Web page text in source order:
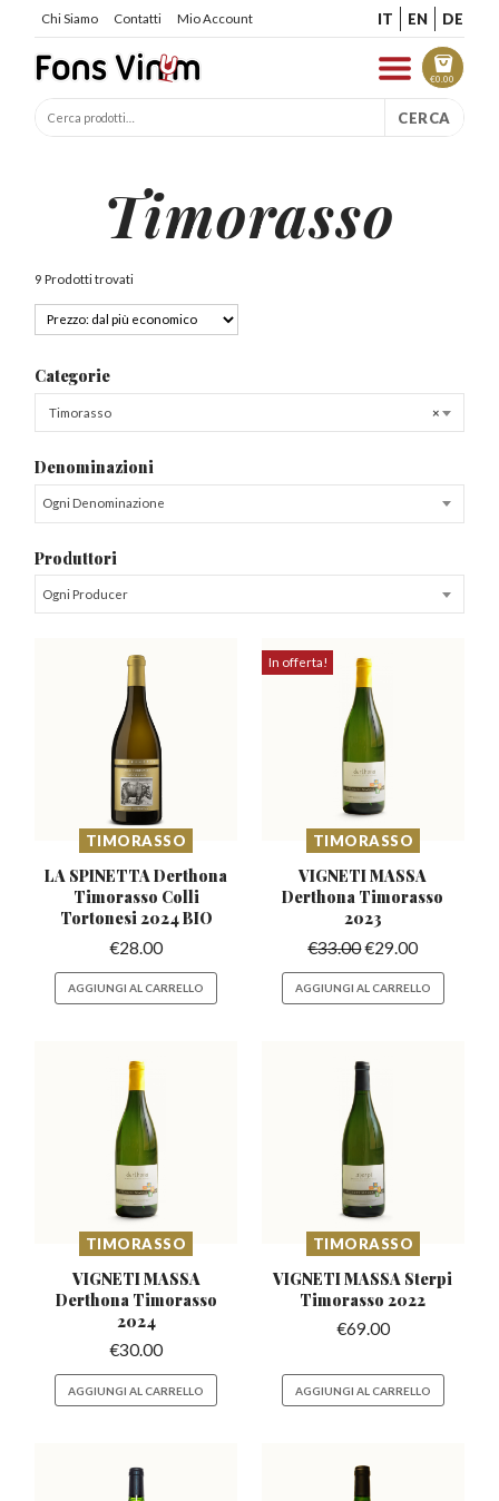
Chi Siamo Contatti Mio Account IT EN DE
€0.00
CERCA
Timorasso
9 Prodotti trovati
Categorie
×
Timorasso
Denominazioni
Ogni Denominazione
Produttori
Ogni Producer
TIMORASSO
LA SPINETTA Derthona
Timorasso Colli
Tortonesi 2024 BIO
€28.00
AGGIUNGI AL CARRELLO
In offerta!
TIMORASSO
VIGNETI MASSA
Derthona Timorasso
2023
€33.00€29.00
AGGIUNGI AL CARRELLO
TIMORASSO
VIGNETI MASSA
Derthona Timorasso
2024
€30.00
AGGIUNGI AL CARRELLO
TIMORASSO
VIGNETI MASSA Sterpi
Timorasso 2022
€69.00
AGGIUNGI AL CARRELLO